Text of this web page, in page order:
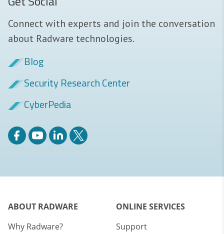
Connect with experts and join the conversation
about Radware technologies.
Blog
Security Research Center
CyberPedia
ABOUT RADWARE
Why Radware?
ONLINE SERVICES
Support